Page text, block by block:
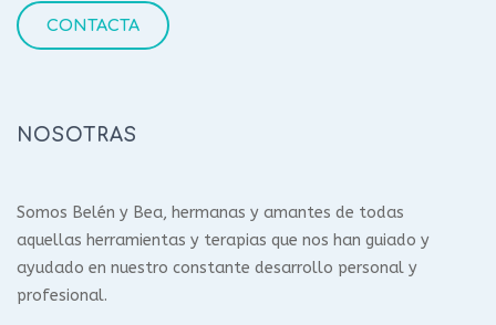
CONTACTA
NOSOTRAS
Somos Belén y Bea, hermanas y amantes de todas
aquellas herramientas y terapias que nos han guiado y
ayudado en nuestro constante desarrollo personal y
profesional.